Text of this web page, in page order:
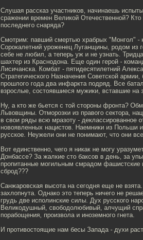
Слушая рассказ участников, начинаешь
сражении времен Великой Отечественной?
последнего снаряда?
Смотрим: павший смертью храбрых "Монгол" -
Сорокалетний уроженец Луганщины, родом из
себе не любил, а теперь уж и не узнать.
шахтер из Краснодона. Еще один герой -
Лисичанска. Комбат - пятидесятилетний
Стратегического Назначения Советской
прошлого года два инфаркта подряд. Все
взрослые, состоявшиеся мужики, вставшие на
Ну, а кто же бьется с той стороны фронта?
Львовщины. Отморозки из правого сектора,
в свои ряды всю мразоту - деклассированное
новоявленных нацистов. Наемники из Польши
русское. Неужели они не понимают, что они
Вот единственно, чего я никак не могу
Донбассе? За жалкие сто баксов в день, за
пропитанные могильным смрадом фашистские
сброд???
Санжаровская высота на сегодня еще не
захлопнута. Однако это теперь ничего не
грудь две исполинские силы. Дух русского
Великодушный, свободолюбивый, алчущий
порабощения, произвола и иноземного гнета.
И противостоящие нам бесы Запада - духи